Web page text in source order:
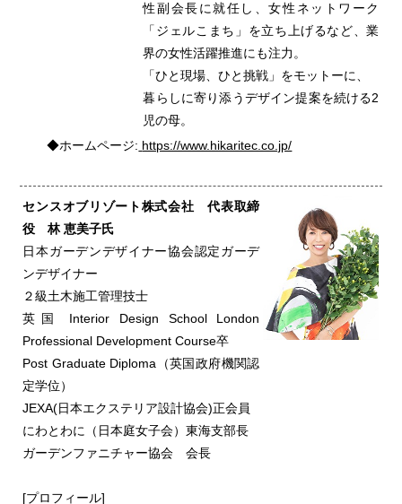
性副会長に就任し、女性ネットワーク
「ジェルこまち」を立ち上げるなど、業
界の女性活躍推進にも注力。
「ひと現場、ひと挑戦」をモットーに、
暮らしに寄り添うデザイン提案を続ける2
児の母。
◆ホームページ: https://www.hikaritec.co.jp/
センスオブリゾート株式会社 代表取締
役 林 恵美子氏
日本ガーデンデザイナー協会認定ガーデ
ンデザイナー
２級土木施工管理技士
英国 Interior Design School London
Professional Development Course卒
Post Graduate Diploma（英国政府機関認
定学位）
JEXA(日本エクステリア設計協会)正会員
にわとわに（日本庭女子会）東海支部長
ガーデンファニチャー協会 会長
[プロフィール]